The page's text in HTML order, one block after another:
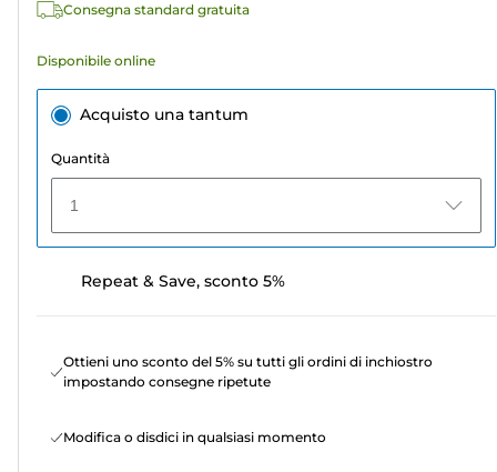
Consegna standard gratuita
Disponibile online
Acquisto una tantum
Quantità
1
Repeat & Save, sconto 5%
Ottieni uno sconto del 5% su tutti gli ordini di inchiostro
impostando consegne ripetute
Modifica o disdici in qualsiasi momento